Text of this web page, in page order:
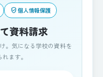
verified_user個人情報保護
資料請求
。気になる学校の資料を
ます。